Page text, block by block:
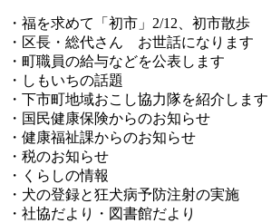
・福を求めて「初市」2/12、初市散歩
・区長・総代さん お世話になります
・町職員の給与などを公表します
・しもいちの話題
・下市町地域おこし協力隊を紹介します
・国民健康保険からのお知らせ
・健康福祉課からのお知らせ
・税のお知らせ
・くらしの情報
・犬の登録と狂犬病予防注射の実施
・社協だより・図書館だより